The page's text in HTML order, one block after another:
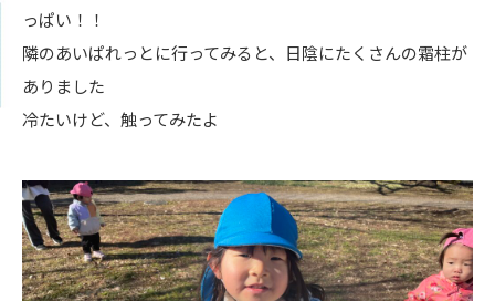
っぱい！！
隣のあいぱれっとに行ってみると、日陰にたくさんの霜柱が
ありました
冷たいけど、触ってみたよ